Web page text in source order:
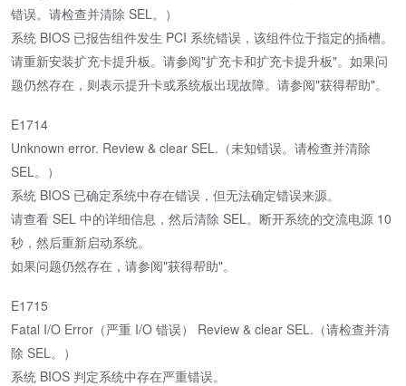
错误。请检查并清除 SEL。）
系统 BIOS 已报告组件发生 PCI 系统错误，该组件位于指定的插槽。
请重新安装扩充卡提升板。请参阅"扩充卡和扩充卡提升板"。如果问
题仍然存在，则表示提升卡或系统板出现故障。请参阅"获得帮助"。
E1714
Unknown error. Review & clear SEL.（未知错误。请检查并清除
SEL。）
系统 BIOS 已确定系统中存在错误，但无法确定错误来源。
请查看 SEL 中的详细信息，然后清除 SEL。断开系统的交流电源 10
秒，然后重新启动系统。
如果问题仍然存在，请参阅"获得帮助"。
E1715
Fatal I/O Error（严重 I/O 错误） Review & clear SEL.（请检查并清
除 SEL。）
系统 BIOS 判定系统中存在严重错误。